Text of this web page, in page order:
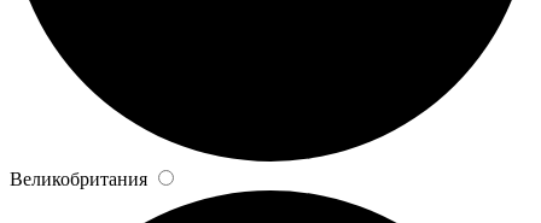
Великобритания